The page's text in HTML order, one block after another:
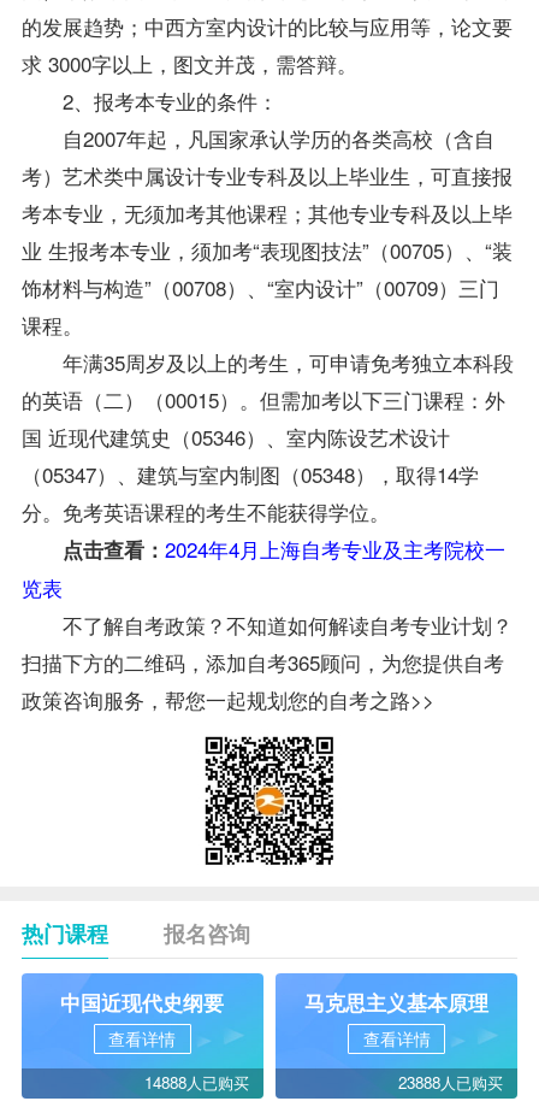
的发展趋势；中西方室内设计的比较与应用等，论文要
求 3000字以上，图文并茂，需答辩。
2、报考本专业的条件：
自2007年起，凡国家承认学历的各类高校（含自
考）艺术类中属设计专业专科及以上毕业生，可直接报
考本专业，无须加考其他课程；其他专业专科及以上毕
业 生报考本专业，须加考“表现图技法”（00705）、“装
饰材料与构造”（00708）、“室内设计”（00709）三门
课程。
年满35周岁及以上的考生，可申请免考独立本科段
的英语（二）（00015）。但需加考以下三门课程：外
国 近现代建筑史（05346）、室内陈设艺术设计
（05347）、建筑与室内制图（05348），取得14学
分。免考英语课程的考生不能获得学位。
点击查看： 2024年4月上海自考专业及主考院校一
览表
不了解自考政策？不知道如何解读自考专业计划？
扫描下方的二维码，添加自考365顾问，为您提供自考
政策咨询服务，帮您一起规划您的自考之路>>
热门课程 报名咨询
中国近现代史纲要
查看详情
14888人已购买
马克思主义基本原理
查看详情
23888人已购买